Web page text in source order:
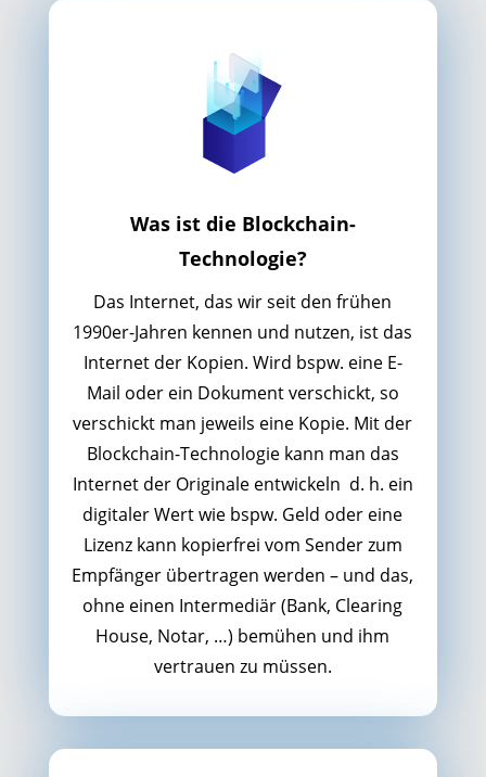
Was ist die Blockchain-
Technologie?
Das Internet, das wir seit den frühen
1990er-Jahren kennen und nutzen, ist das
Internet der Kopien. Wird bspw. eine E-
Mail oder ein Dokument verschickt, so
verschickt man jeweils eine Kopie. Mit der
Blockchain-Technologie kann man das
Internet der Originale entwickeln d. h. ein
digitaler Wert wie bspw. Geld oder eine
Lizenz kann kopierfrei vom Sender zum
Empfänger übertragen werden – und das,
ohne einen Intermediär (Bank, Clearing
House, Notar, …) bemühen und ihm
vertrauen zu müssen.